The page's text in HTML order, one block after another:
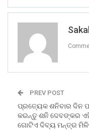
PREV POST
ପ୍ରତ୍ୟେକ ଶନିବାର ଦିନ
କରନ୍ତୁ ଶନି ଦେବଙ୍କର
ଗୋଟିଏ ଦିବ୍ୟ ମନ୍ତ୍ର